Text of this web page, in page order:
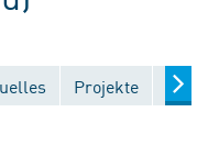
Projekte